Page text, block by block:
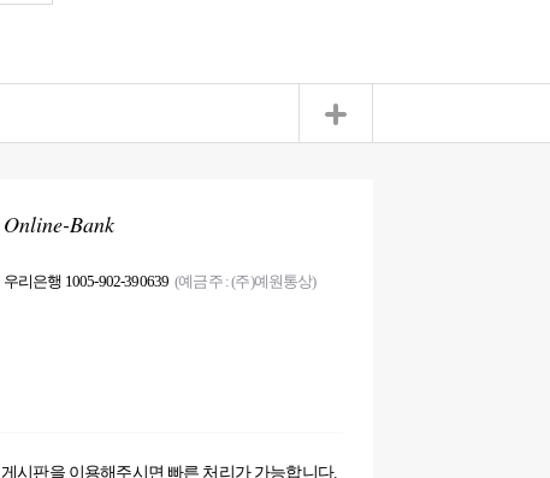
Online-Bank
우리은행 1005-902-390639 (예금주 : (주)예원통상)
게시판을 이용해주시면 빠른 처리가 가능합니다.